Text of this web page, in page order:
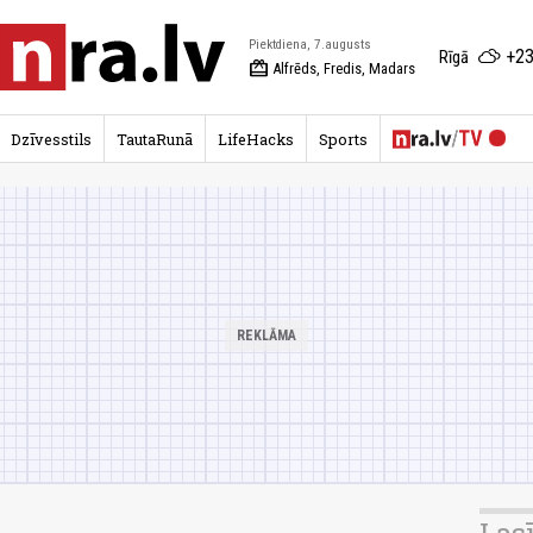
Piektdiena, 7.augusts
redeem Alfrēds, Fredis, Madars
Rīgā
Dzīvesstils TautaRunā LifeHacks Sports